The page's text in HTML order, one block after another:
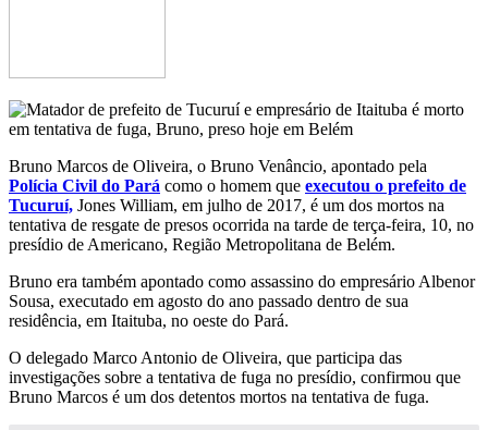
Bruno Marcos de Oliveira, o Bruno Venâncio, apontado pela
Polícia Civil do Pará como o homem que executou o prefeito de
Tucuruí, Jones William, em julho de 2017, é um dos mortos na
tentativa de resgate de presos ocorrida na tarde de terça-feira, 10, no
presídio de Americano, Região Metropolitana de Belém.
Bruno era também apontado como assassino do empresário Albenor
Sousa, executado em agosto do ano passado dentro de sua
residência, em Itaituba, no oeste do Pará.
O delegado Marco Antonio de Oliveira, que participa das
investigações sobre a tentativa de fuga no presídio, confirmou que
Bruno Marcos é um dos detentos mortos na tentativa de fuga.